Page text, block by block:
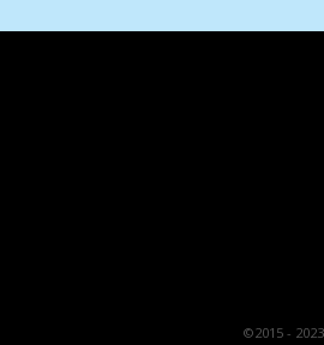
©2015 - 2023